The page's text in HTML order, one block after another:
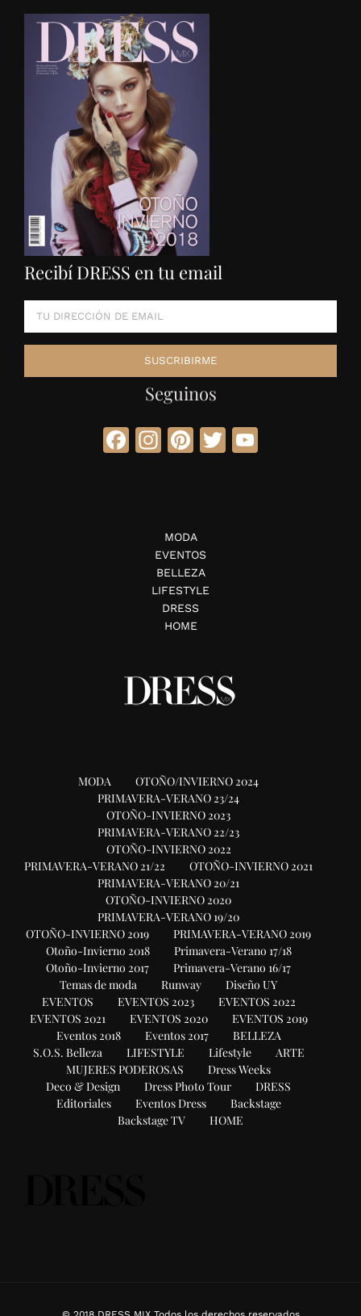
Recibí DRESS en tu email
Seguinos
Facebook
Instagram
Pinterest
Twitter
MODA
EVENTOS
BELLEZA
LIFESTYLE
DRESS
HOME
MODA
OTOÑO/INVIERNO 2024
PRIMAVERA-VERANO 23/24
OTOÑO-INVIERNO 2023
PRIMAVERA-VERANO 22/23
OTOÑO-INVIERNO 2022
PRIMAVERA-VERANO 21/22
OTOÑO-INVIERNO 2021
PRIMAVERA-VERANO 20/21
OTOÑO-INVIERNO 2020
PRIMAVERA-VERANO 19/20
OTOÑO-INVIERNO 2019
PRIMAVERA-VERANO 2019
Otoño-Invierno 2018
Primavera-Verano 17/18
Otoño-Invierno 2017
Primavera-Verano 16/17
Temas de moda
Runway
Diseño UY
EVENTOS
EVENTOS 2023
EVENTOS 2022
EVENTOS 2021
EVENTOS 2020
EVENTOS 2019
Eventos 2018
Eventos 2017
BELLEZA
S.O.S. Belleza
LIFESTYLE Lifestyle
ARTE
MUJERES PODEROSAS
Dress Weeks
Deco & Design
Dress Photo Tour
DRESS
Editoriales
Eventos Dress
Backstage
Backstage TV
HOME